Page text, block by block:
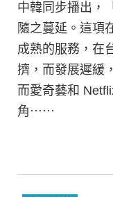
中韓同步播出，
隨之蔓延。這項
成熟的服務，在
擠，而發展遲緩
而愛奇藝和
角⋯⋯